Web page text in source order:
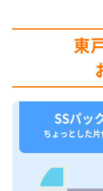
東
SSパッ
ちょっとした片